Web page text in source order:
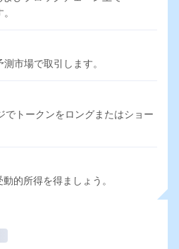
市場で取引します。
でトークンをロングまたはショー
的所得を得ましょう。